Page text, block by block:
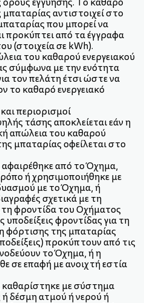
εγγύησης. Το καθαρό
μπαταρίας αντιστοιχεί στο
που μπορεί να
προκύπτει από τα έγγραφα
(στοιχεία σε kWh).
του καθαρού ενεργειακού
σύμφωνα με την ενότητα
τον πελάτη έτσι ώστε να
το καθαρό ενεργειακό
περιορισμοί
τάσης αποκλείεται εάν η
απώλεια του καθαρού
μπαταρίας οφείλεται στο
από το Όχημα,
ή χρησιμοποιήθηκε με
με το Όχημα, ή
σχετικά με τη
τη φροντίδα του Οχήματος
υποδείξεις φροντίδας για τη
φόρτισης της μπαταρίας
προκύπτουν από τις
το Όχημα, ή η
σε επαφή με ανοιχτή εστία
με σύστημα
δέσμη ατμού ή νερού ή